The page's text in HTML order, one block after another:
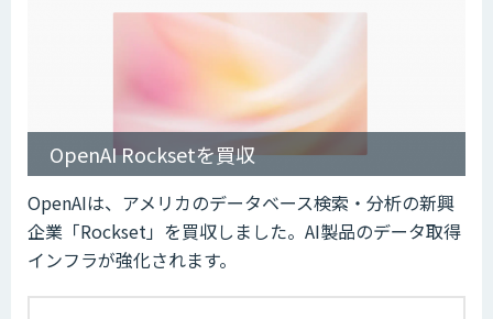
OpenAI Rocksetを買収
OpenAIは、アメリカのデータベース検索・分析の新興
企業「Rockset」を買収しました。AI製品のデータ取得
インフラが強化されます。